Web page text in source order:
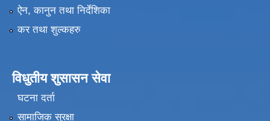
ऐन, कानुन तथा निर्देशिका
कर तथा शुल्कहरु
विधुतीय शुसासन सेवा
घटना दर्ता
सामाजिक सुरक्षा